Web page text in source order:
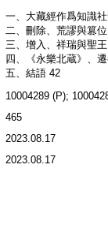
一、大藏經作爲知識
二、刪除、荒謬與篡
三、增入、祥瑞與聖
四、《永樂北蔵》、
五、結語 42
10004289 (P);
465
2023.08.17
2023.08.17